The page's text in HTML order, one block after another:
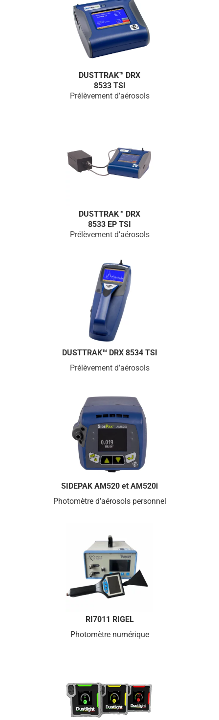
DUSTTRAK™ DRX
8533 TSI
Prélèvement d’aérosols
DUSTTRAK™ DRX
8533 EP TSI
Prélèvement d’aérosols
DUSTTRAK™ DRX 8534 TSI
Prélèvement d’aérosols
SIDEPAK AM520 et AM520i
Photomètre d’aérosols personnel
RI7011 RIGEL
Photomètre numérique